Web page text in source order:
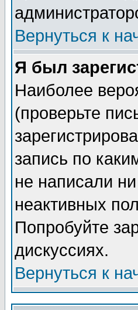
Вернуться к
Я был
Наиболее
(проверьте
запись по
не написали
неактивных
Попробуйте
дискуссиях.
Вернуться к